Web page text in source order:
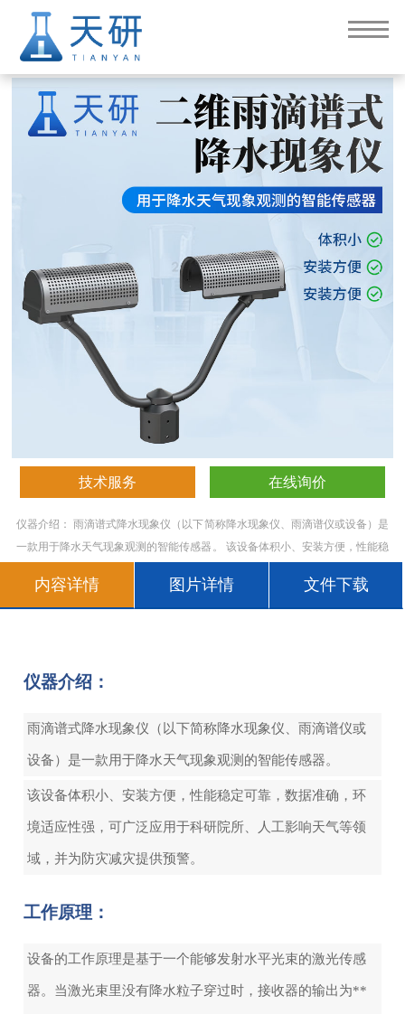
二维雨滴谱式降水现象仪
技术服务 在线询价
仪器介绍： 雨滴谱式降水现象仪（以下简称降水现象仪、雨滴谱仪或设备）是
一款用于降水天气现象观测的智能传感器。 该设备体积小、安装方便，性能稳
领域，并为防灾减灾提供预警。 工作原理： 设备的工作
内容详情 图片详情 文件下载
仪器介绍：
雨滴谱式降水现象仪（以下简称降水现象仪、雨滴谱仪或
设备）是一款用于降水天气现象观测的智能传感器。
该设备体积小、安装方便，性能稳定可靠，数据准确，环
境适应性强，可广泛应用于科研院所、人工影响天气等领
域，并为防灾减灾提供预警。
工作原理：
设备的工作原理是基于一个能够发射水平光束的激光传感
器。当激光束里没有降水粒子穿过时，接收器的输出为**